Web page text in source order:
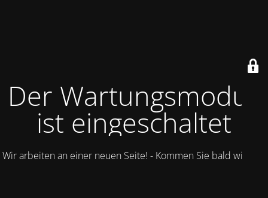
Der Wartungsmodus
ist eingeschaltet
Wir arbeiten an einer neuen Seite! - Kommen Sie bald wieder.